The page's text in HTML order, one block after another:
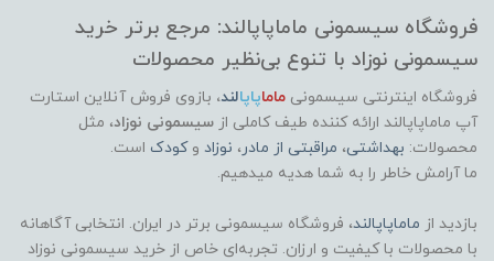
فروشگاه سیسمونی ماماپاپالند: مرجع برتر خرید
سیسمونی نوزاد با تنوع بی‌نظیر محصولات
فروشگاه اینترنتی سیسمونی ماماپاپالند، بازوی فروش آنلاین استارت
آپ ماماپاپالند ارائه کننده طیف کاملی از سیسمونی نوزاد، مثل
محصولات: بهداشتی، مراقبتی از مادر ، نوزاد وکودک است.
ما آرامش خاطر را به شما هدیه میدهیم.
بازدید از ماماپاپالند، فروشگاه سیسمونی برتر در ایران. انتخابی آگاهانه
با محصولات با کیفیت و ارزان. تجربه‌ای خاص از خرید سیسمونی نوزاد